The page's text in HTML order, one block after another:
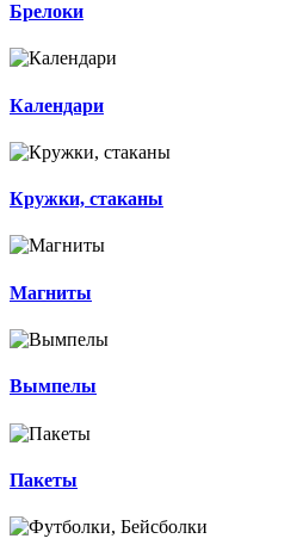
Брелоки
Календари
Кружки, стаканы
Магниты
Вымпелы
Пакеты